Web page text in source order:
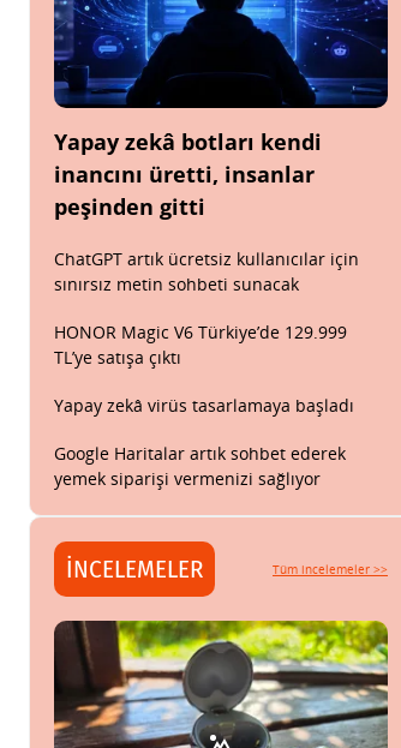
Yapay zekâ botları kendi
inancını üretti, insanlar
peşinden gitti
ChatGPT artık ücretsiz kullanıcılar için
sınırsız metin sohbeti sunacak
HONOR Magic V6 Türkiye’de 129.999
TL’ye satışa çıktı
Yapay zekâ virüs tasarlamaya başladı
Google Haritalar artık sohbet ederek
yemek siparişi vermenizi sağlıyor
İNCELEMELER Tüm incelemeler >>